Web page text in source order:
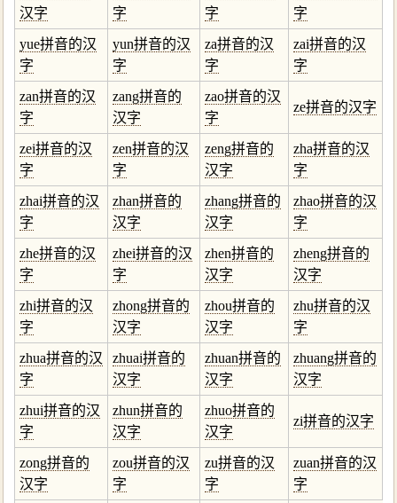
汉字
字
字
字
yue拼音的汉
字
yun拼音的汉
字
za拼音的汉
字
zai拼音的汉
字
zan拼音的汉
字
zang拼音的
汉字
zao拼音的汉
字
ze拼音的汉字
zei拼音的汉
字
zen拼音的汉
字
zeng拼音的
汉字
zha拼音的汉
字
zhai拼音的汉
字
zhan拼音的
汉字
zhang拼音的
汉字
zhao拼音的汉
字
zhe拼音的汉
字
zhei拼音的汉
字
zhen拼音的
汉字
zheng拼音的
汉字
zhi拼音的汉
字
zhong拼音的
汉字
zhou拼音的
汉字
zhu拼音的汉
字
zhua拼音的汉
字
zhuai拼音的
汉字
zhuan拼音的
汉字
zhuang拼音的
汉字
zhui拼音的汉
字
zhun拼音的
汉字
zhuo拼音的
汉字
zi拼音的汉字
zong拼音的
汉字
zou拼音的汉
字
zu拼音的汉
字
zuan拼音的汉
字